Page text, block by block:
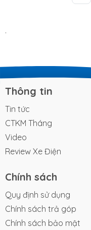
.
Thông tin
Tin tức
CTKM Tháng
Video
Review Xe Điện
Chính sách
Quy định sử dụng
Chính sách trả góp
Chính sách bảo mật